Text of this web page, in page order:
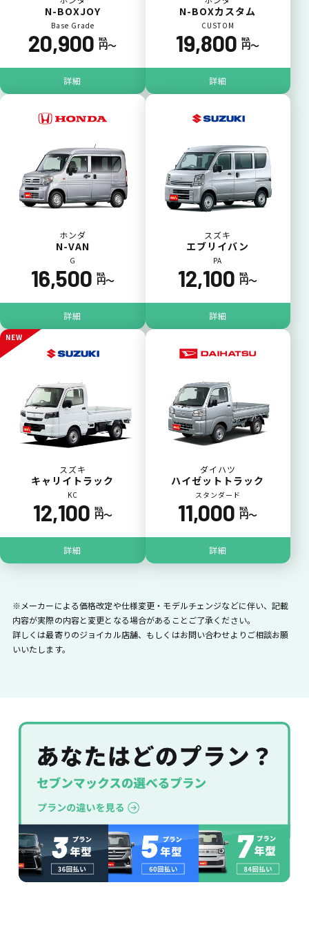
N-BOXJOY
Base Grade
20,900 税込
円〜
詳細
N-BOXカスタム
CUSTOM
19,800 税込
円〜
詳細
ホンダ
N-VAN
G
16,500 税込
円〜
詳細
スズキ
エブリイバン
PA
12,100 税込
円〜
詳細
NEW
スズキ
キャリイトラック
KC
12,100 税込
円〜
詳細
ダイハツ
ハイゼットトラック
スタンダード
11,000 税込
円〜
詳細
※メーカーによる価格改定や仕様変更・モデルチェンジなどに伴い、記載
内容が実際の内容と変更となる場合があることご了承ください。
詳しくは最寄りのジョイカル店舗、もしくはお問い合わせよりご相談お願
いいたします。